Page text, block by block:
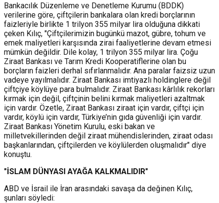
Bankacılık Düzenleme ve Denetleme Kurumu (BDDK)
verilerine göre, çiftçilerin bankalara olan kredi borçlarının
faizleriyle birlikte 1 trilyon 355 milyar lira olduğuna dikkati
çeken Kılıç, "Çiftçilerimizin bugünkü mazot, gübre, tohum ve
emek maliyetleri karşısında zirai faaliyetlerine devam etmesi
mümkün değildir. Dile kolay, 1 trilyon 355 milyar lira. Çoğu
Ziraat Bankası ve Tarım Kredi Kooperatiflerine olan bu
borçların faizleri derhal sıfırlanmalıdır. Ana paralar faizsiz uzun
vadeye yayılmalıdır. Ziraat Bankası imtiyazlı holdinglere değil
çiftçiye köylüye para bulmalıdır. Ziraat Bankası kârlılık rekorları
kırmak için değil, çiftçinin belini kırmak maliyetleri azaltmak
için vardır. Özetle, Ziraat Bankası ziraat için vardır, çiftçi için
vardır, köylü için vardır, Türkiye’nin gıda güvenliği için vardır.
Ziraat Bankası Yönetim Kurulu, eski bakan ve
milletvekillerinden değil ziraat mühendislerinden, ziraat odası
başkanlarından, çiftçilerden ve köylülerden oluşmalıdır" diye
konuştu.
"İSLAM DÜNYASI AYAĞA KALKMALIDIR"
ABD ve İsrail ile İran arasındaki savaşa da değinen Kılıç,
şunları söyledi: